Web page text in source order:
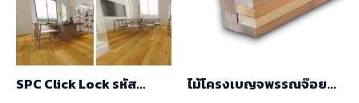
SPC Click Lock รหัส
ไม้โครงเบญจพรรณจ๊อย